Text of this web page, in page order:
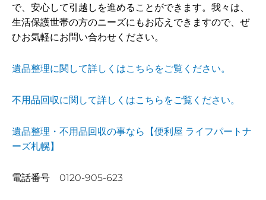
で、安心して引越しを進めることができます。我々は、
生活保護世帯の方のニーズにもお応えできますので、ぜ
ひお気軽にお問い合わせください。
遺品整理に関して詳しくはこちらをご覧ください。
不用品回収に関して詳しくはこちらをご覧ください。
遺品整理・不用品回収の事なら【便利屋 ライフパートナ
ーズ札幌】
電話番号 0120-905-623